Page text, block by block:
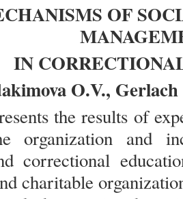
OF
IN
O.V.,
the results of
organization and
correctional
charitable